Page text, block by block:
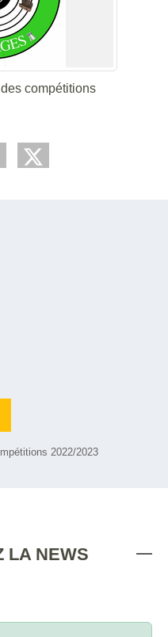
compétitions
2022/2023
LA NEWS